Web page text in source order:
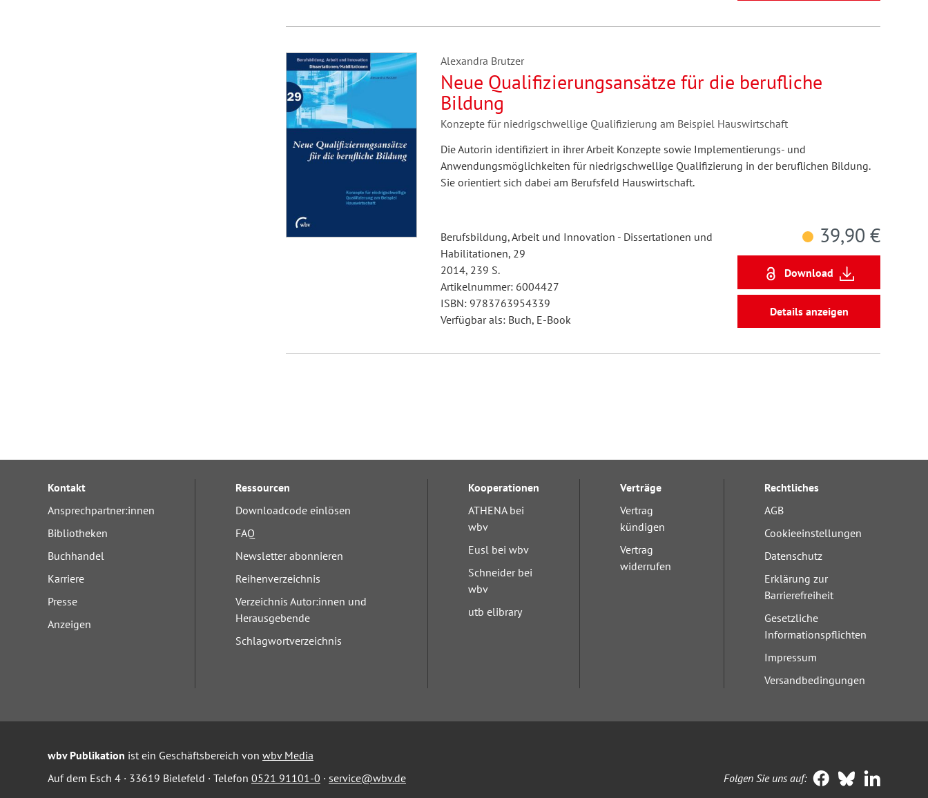
Alexandra Brutzer
Neue Qualifizierungsansätze für die berufliche
Bildung
Konzepte für niedrigschwellige Qualifizierung am Beispiel Hauswirtschaft
Die Autorin identifiziert in ihrer Arbeit Konzepte sowie Implementierungs- und
Anwendungsmöglichkeiten für niedrigschwellige Qualifizierung in der beruflichen Bildung.
Sie orientiert sich dabei am Berufsfeld Hauswirtschaft.
Berufsbildung, Arbeit und Innovation - Dissertationen und
Habilitationen, 29
2014, 239 S.
Artikelnummer: 6004427
ISBN: 9783763954339
Verfügbar als: Buch, E-Book
39,90 €
Download
Details anzeigen
Kontakt
Ansprechpartner:innen
Bibliotheken
Buchhandel
Karriere
Presse
Anzeigen
Ressourcen
Downloadcode einlösen
FAQ
Newsletter abonnieren
Reihenverzeichnis
Verzeichnis Autor:innen und
Herausgebende
Schlagwortverzeichnis
Kooperationen
ATHENA bei
wbv
Eusl bei wbv
Schneider bei
wbv
utb elibrary
Verträge
Vertrag
kündigen
Vertrag
widerrufen
Rechtliches
AGB
Cookieeinstellungen
Datenschutz
Erklärung zur
Barrierefreiheit
Gesetzliche
Informationspflichten
Impressum
Versandbedingungen
wbv Publikation ist ein Geschäftsbereich von wbv Media
Auf dem Esch 4 · 33619 Bielefeld · Telefon 0521 91101-0 · service@wbv.de Folgen Sie uns auf: